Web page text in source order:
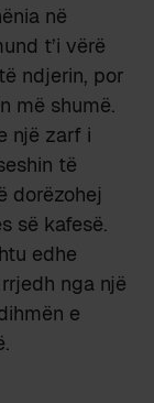
në
t’i vërë
ndjerin, por
më shumë.
një zarf i
të
dorëzohej
së kafesë.
edhe
nga një
e